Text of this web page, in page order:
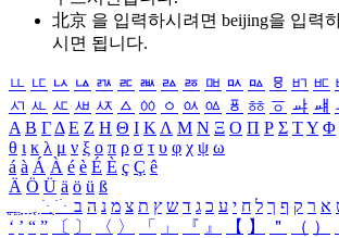
北京 을 입력하시려면 beijing을 입력
시면 됩니다.
ㅥ ㅦ ㅧ ㅨ ㅩ ㅪ ㅫ ㅬ ㅭ ㅮ ㅯ ㅰ ㅱ ㅲ ㅳ
ㅺ ㅻ ㅼ ㅽ ㅾ ㅿ ㆀ ㆁ ㆂ ㆃ ㆄ ㆅ ㆆ ㆇ ㆈ
Α Β ΓΔ Ε Ζ Η Θ Ι ΚΛ Μ Ν Ξ Ο Π Ρ Σ ΤΥ Φ
θ ι κ λ μ ν ξ ο π ρ σ τ υ φ χ ψ ω
á à Á À é è É È ç Ç ê
Ä Ö Ü ä ö ü ß
ִֶֹ ֻּ ׁׂ א ר ק ף ך ל ח י ע כ ג ד ש ץ ת צ מ נ ה ב
‘ ’ “ ” 〔 〕 〈 〉 「 」 『 』 【 】 ＂ （ ）